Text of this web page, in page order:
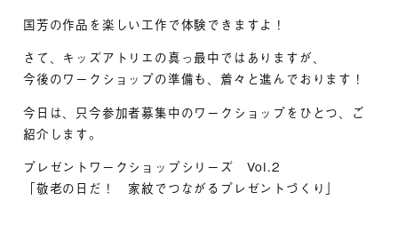
国芳の作品を楽しい工作で体験できますよ！
さて、キッズアトリエの真っ最中ではありますが、
今後のワークショップの準備も、着々と進んでおります！
今日は、只今参加者募集中のワークショップをひとつ、ご
紹介します。
プレゼントワークショップシリーズ Vol.2
「敬老の日だ！ 家紋でつながるプレゼントづくり」